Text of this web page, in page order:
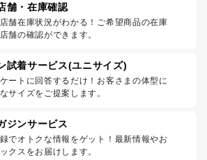
舗・在庫確認
舗在庫状況がわかる！ご希望商品の在庫
舗の確認ができます。
試着サービス(ユニサイズ)
ートに回答するだけ！お客さまの体型に
サイズをご提案します。
ジンサービス
でオトクな情報をゲット！最新情報やお
クスをお届けします。